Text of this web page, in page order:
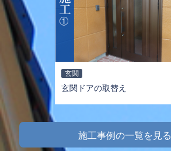
玄関
玄関ドアの取替え
施工事例の一覧を見る